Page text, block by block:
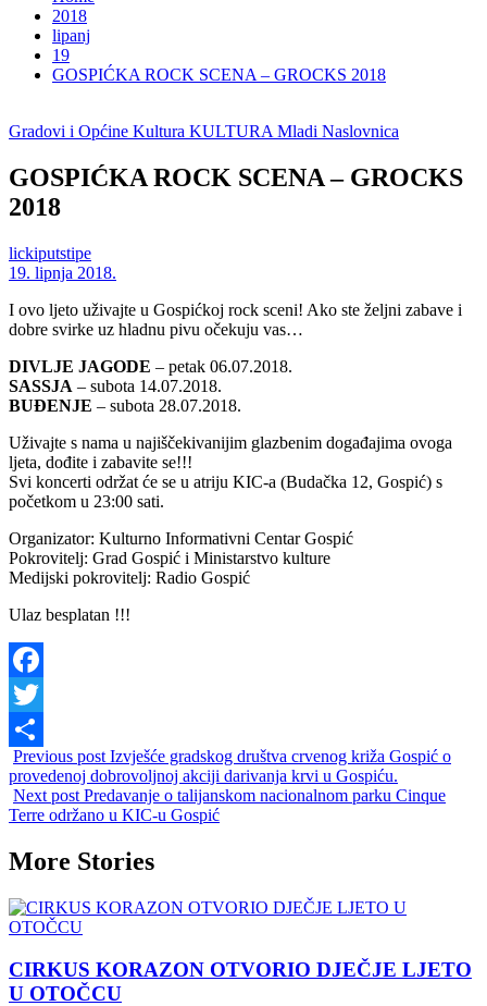
2018
lipanj
19
GOSPIĆKA ROCK SCENA – GROCKS 2018
Gradovi i Općine Kultura KULTURA Mladi Naslovnica
GOSPIĆKA ROCK SCENA – GROCKS
2018
lickiputstipe
19. lipnja 2018.
I ovo ljeto uživajte u Gospićkoj rock sceni! Ako ste željni zabave i
dobre svirke uz hladnu pivu očekuju vas…
DIVLJE JAGODE – petak 06.07.2018.
SASSJA – subota 14.07.2018.
BUĐENJE – subota 28.07.2018.
Uživajte s nama u najiščekivanijim glazbenim događajima ovoga
ljeta, dođite i zabavite se!!!
Svi koncerti održat će se u atriju KIC-a (Budačka 12, Gospić) s
početkom u 23:00 sati.
Organizator: Kulturno Informativni Centar Gospić
Pokrovitelj: Grad Gospić i Ministarstvo kulture
Medijski pokrovitelj: Radio Gospić
Ulaz besplatan !!!
Facebook
Twitter
Share
Previous post Izvješće gradskog društva crvenog križa Gospić o
provedenoj dobrovoljnoj akciji darivanja krvi u Gospiću.
Next post Predavanje o talijanskom nacionalnom parku Cinque
Terre održano u KIC-u Gospić
More Stories
CIRKUS KORAZON OTVORIO DJEČJE LJETO
U OTOČCU